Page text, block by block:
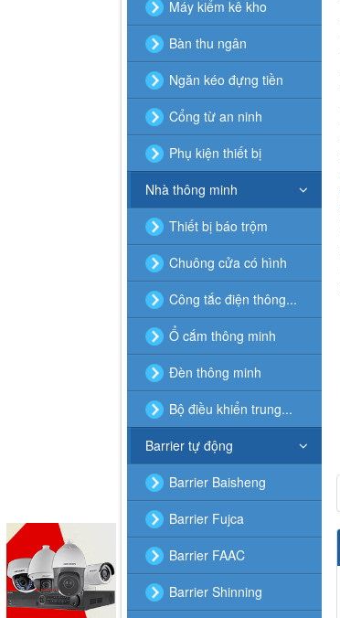
Máy kiểm kê kho
Bàn thu ngân
Ngăn kéo đựng tiền
Cổng từ an ninh
Phụ kiện thiết bị
Nhà thông minh
Thiết bị báo trộm
Chuông cửa có hình
Công tắc điện thông...
Ổ cắm thông minh
Đèn thông minh
Bộ điều khiển trung...
Barrier tự động
Barrier Baisheng
Barrier Fujca
Barrier FAAC
Barrier Shinning